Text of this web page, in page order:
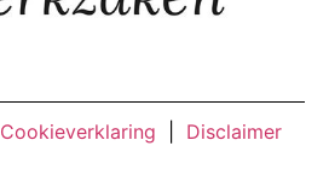
Cookieverklaring
Disclaimer